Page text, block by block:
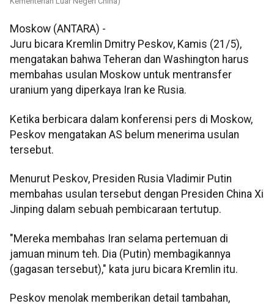
Moskow (ANTARA) -
Juru bicara Kremlin Dmitry Peskov, Kamis (21/5),
mengatakan bahwa Teheran dan Washington harus
membahas usulan Moskow untuk mentransfer
uranium yang diperkaya Iran ke Rusia.
Ketika berbicara dalam konferensi pers di Moskow,
Peskov mengatakan AS belum menerima usulan
tersebut.
Menurut Peskov, Presiden Rusia Vladimir Putin
membahas usulan tersebut dengan Presiden China Xi
Jinping dalam sebuah pembicaraan tertutup.
"Mereka membahas Iran selama pertemuan di
jamuan minum teh. Dia (Putin) membagikannya
(gagasan tersebut)," kata juru bicara Kremlin itu.
Peskov menolak memberikan detail tambahan,